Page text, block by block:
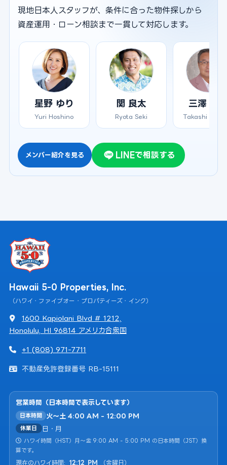
現地日本人スタッフが、条件に合った物件探しから
資産運用・ローン相談まで一貫して対応します。
星野 ゆり
Yuri Hoshino
関 良太
Ryota Seki
三澤 剛
Takashi
メンバー紹介を見る LINEで相談する
Hawaii 5-0 Properties, Inc.
（ハワイ・ファイブオー・プロパティーズ・インク）
1600 Kapiolani Blvd # 1212,
Honolulu, HI 96814 アメリカ合衆国
+1 (808) 971-7711
不動産免許登録番号 RB-15111
営業時間（日本時間で表示しています）
日本時間 火〜土 4:00 AM - 12:00 PM
休業日 日・月
ハワイ時間（HST）月〜金 9:00 AM - 5:00 PM の日本時間（JST）換
算です。
現在のハワイ時間: 12:12 PM （金曜日 ）